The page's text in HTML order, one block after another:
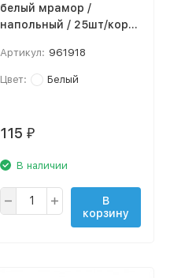
белый мрамор /
напольный / 25шт/кор
Артикул: 961918
Цвет: Белый
115 ₽
В наличии
В
корзину